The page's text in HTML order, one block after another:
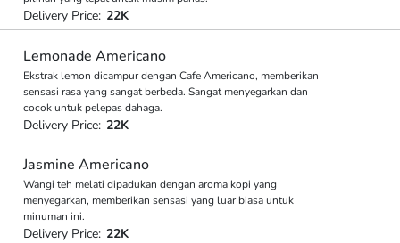
Delivery Price: 22K
Lemonade Americano
Ekstrak lemon dicampur dengan Cafe Americano, memberikan
sensasi rasa yang sangat berbeda. Sangat menyegarkan dan
cocok untuk pelepas dahaga.
Delivery Price: 22K
Jasmine Americano
Wangi teh melati dipadukan dengan aroma kopi yang
menyegarkan, memberikan sensasi yang luar biasa untuk
minuman ini.
Delivery Price: 22K